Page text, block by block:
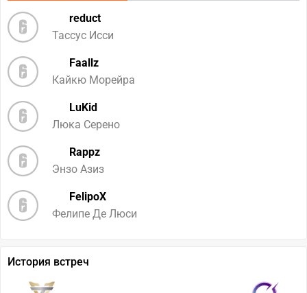
reduct
Тассус Исси
Faallz
Кайкю Морейра
LuKid
Люка Серено
Rappz
Энзо Азиз
FelipoX
Фелипе Де Люси
История встреч